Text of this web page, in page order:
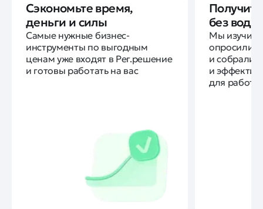
Сэкономьте время,
деньги и силы
Самые нужные бизнес-
инструменты по выгодным
ценам уже входят в Рег.решение
и готовы работать на вас
без воды
Мы
опросили
и собрали
и
для работы